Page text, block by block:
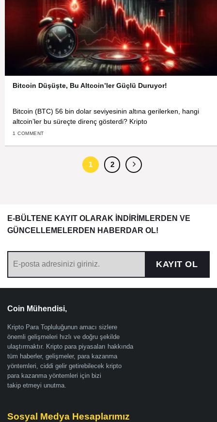
Bitcoin Düşüşte, Bu Altcoin’ler Güçlü Duruyor!
Bitcoin (BTC) 56 bin dolar seviyesinin altına gerilerken, hangi
altcoin’ler bu süreçte direnç gösterdi? Kripto
1 COMMENT
1 2
E-BÜLTENE KAYIT OLARAK İNDİRİMLERDEN VE
GÜNCELLEMELERDEN HABERDAR OL!
KAYIT OL
Coin Mühendisi,
Kripto Para Topluluğunun amacı sizlere
önemli gelişmeleri hızlı ve doğru şekilde
ulaştırmaktır. Kripto para piyasaları hakkında
tüm haberler, gelişmeler, para kazanma
yöntemleri, ciddi gelir getirebilecek kripto
para kazanma yöntemleri için bizi
takip etmeyi unutma.
Sosyal Medya Hesaplarımız